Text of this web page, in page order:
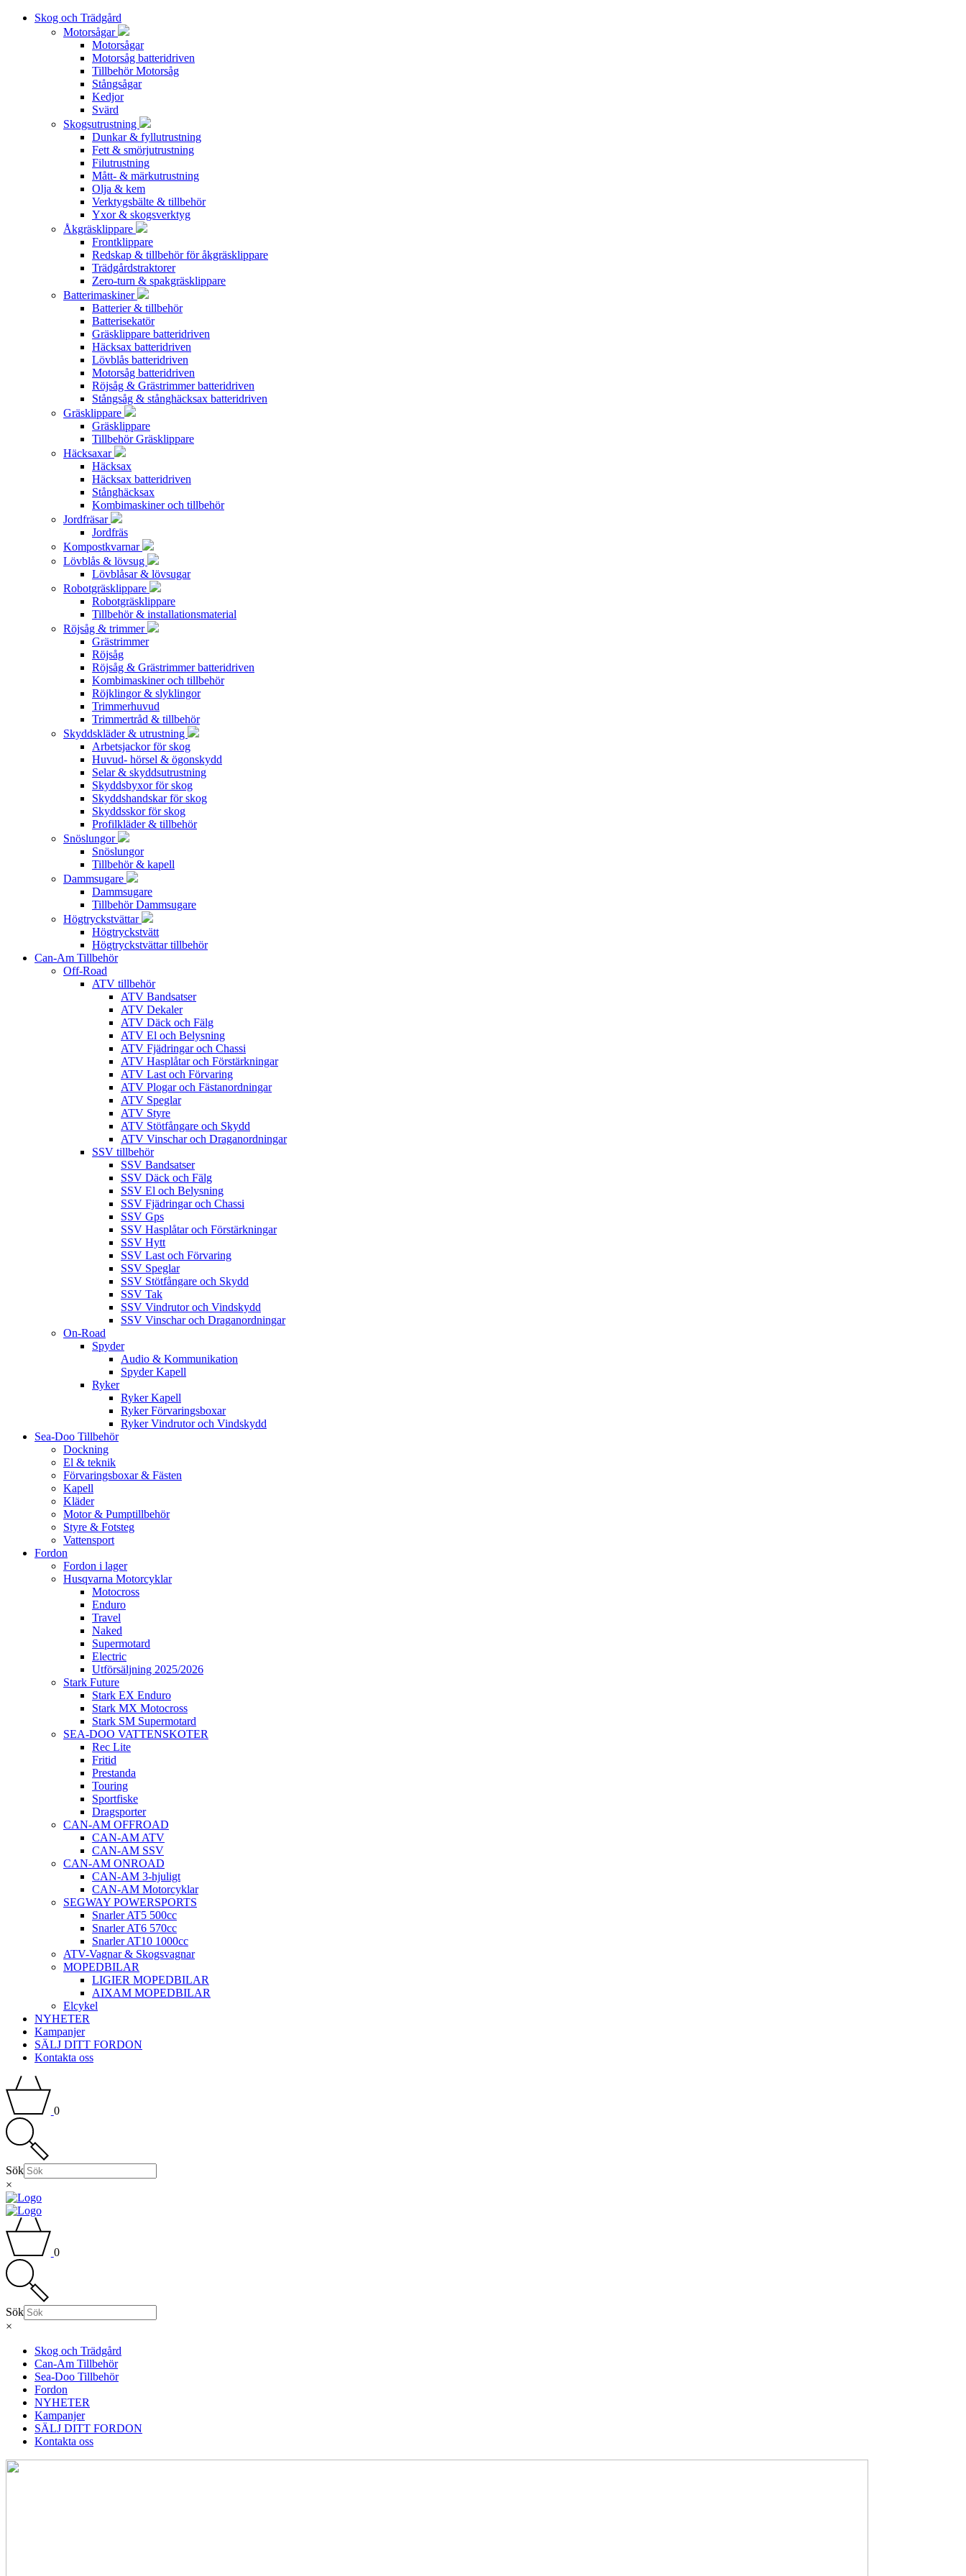
Skog och Trädgård
Motorsågar
Motorsågar
Motorsåg batteridriven
Tillbehör Motorsåg
Stångsågar
Kedjor
Svärd
Skogsutrustning
Dunkar & fyllutrustning
Fett & smörjutrustning
Filutrustning
Mått- & märkutrustning
Olja & kem
Verktygsbälte & tillbehör
Yxor & skogsverktyg
Åkgräsklippare
Frontklippare
Redskap & tillbehör för åkgräsklippare
Trädgårdstraktorer
Zero-turn & spakgräsklippare
Batterimaskiner
Batterier & tillbehör
Batterisekatör
Gräsklippare batteridriven
Häcksax batteridriven
Lövblås batteridriven
Motorsåg batteridriven
Röjsåg & Grästrimmer batteridriven
Stångsåg & stånghäcksax batteridriven
Gräsklippare
Gräsklippare
Tillbehör Gräsklippare
Häcksaxar
Häcksax
Häcksax batteridriven
Stånghäcksax
Kombimaskiner och tillbehör
Jordfräsar
Jordfräs
Kompostkvarnar
Lövblås & lövsug
Lövblåsar & lövsugar
Robotgräsklippare
Robotgräsklippare
Tillbehör & installationsmaterial
Röjsåg & trimmer
Grästrimmer
Röjsåg
Röjsåg & Grästrimmer batteridriven
Kombimaskiner och tillbehör
Röjklingor & slyklingor
Trimmerhuvud
Trimmertråd & tillbehör
Skyddskläder & utrustning
Arbetsjackor för skog
Huvud- hörsel & ögonskydd
Selar & skyddsutrustning
Skyddsbyxor för skog
Skyddshandskar för skog
Skyddsskor för skog
Profilkläder & tillbehör
Snöslungor
Snöslungor
Tillbehör & kapell
Dammsugare
Dammsugare
Tillbehör Dammsugare
Högtryckstvättar
Högtryckstvätt
Högtryckstvättar tillbehör
Can-Am Tillbehör
Off-Road
ATV tillbehör
ATV Bandsatser
ATV Dekaler
ATV Däck och Fälg
ATV El och Belysning
ATV Fjädringar och Chassi
ATV Hasplåtar och Förstärkningar
ATV Last och Förvaring
ATV Plogar och Fästanordningar
ATV Speglar
ATV Styre
ATV Stötfångare och Skydd
ATV Vinschar och Draganordningar
SSV tillbehör
SSV Bandsatser
SSV Däck och Fälg
SSV El och Belysning
SSV Fjädringar och Chassi
SSV Gps
SSV Hasplåtar och Förstärkningar
SSV Hytt
SSV Last och Förvaring
SSV Speglar
SSV Stötfångare och Skydd
SSV Tak
SSV Vindrutor och Vindskydd
SSV Vinschar och Draganordningar
On-Road
Spyder
Audio & Kommunikation
Spyder Kapell
Ryker
Ryker Kapell
Ryker Förvaringsboxar
Ryker Vindrutor och Vindskydd
Sea-Doo Tillbehör
Dockning
El & teknik
Förvaringsboxar & Fästen
Kapell
Kläder
Motor & Pumptillbehör
Styre & Fotsteg
Vattensport
Fordon
Fordon i lager
Husqvarna Motorcyklar
Motocross
Enduro
Travel
Naked
Supermotard
Electric
Utförsäljning 2025/2026
Stark Future
Stark EX Enduro
Stark MX Motocross
Stark SM Supermotard
SEA-DOO VATTENSKOTER
Rec Lite
Fritid
Prestanda
Touring
Sportfiske
Dragsporter
CAN-AM OFFROAD
CAN-AM ATV
CAN-AM SSV
CAN-AM ONROAD
CAN-AM 3-hjuligt
CAN-AM Motorcyklar
SEGWAY POWERSPORTS
Snarler AT5 500cc
Snarler AT6 570cc
Snarler AT10 1000cc
ATV-Vagnar & Skogsvagnar
MOPEDBILAR
LIGIER MOPEDBILAR
AIXAM MOPEDBILAR
Elcykel
NYHETER
Kampanjer
SÄLJ DITT FORDON
Kontakta oss
0
Sök
×
0
Sök
×
Skog och Trädgård
Can-Am Tillbehör
Sea-Doo Tillbehör
Fordon
NYHETER
Kampanjer
SÄLJ DITT FORDON
Kontakta oss